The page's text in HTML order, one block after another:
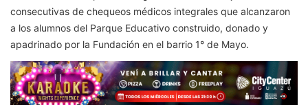
consecutivas de chequeos médicos integrales que alcanzaron
a los alumnos del Parque Educativo construido, donado y
apadrinado por la Fundación en el barrio 1° de Mayo.